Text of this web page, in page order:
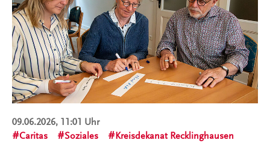
09.06.2026, 11:01 Uhr
Caritas
Soziales Kreisdekanat Recklinghausen